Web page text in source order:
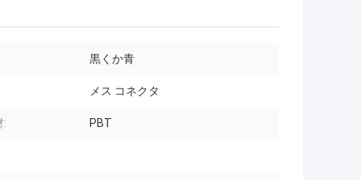
黒くか青
メス コネクタ
: PBT